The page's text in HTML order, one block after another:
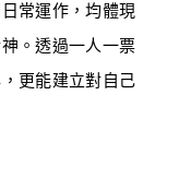
常運作，均體現
。透過一人一票
更能建立對自己